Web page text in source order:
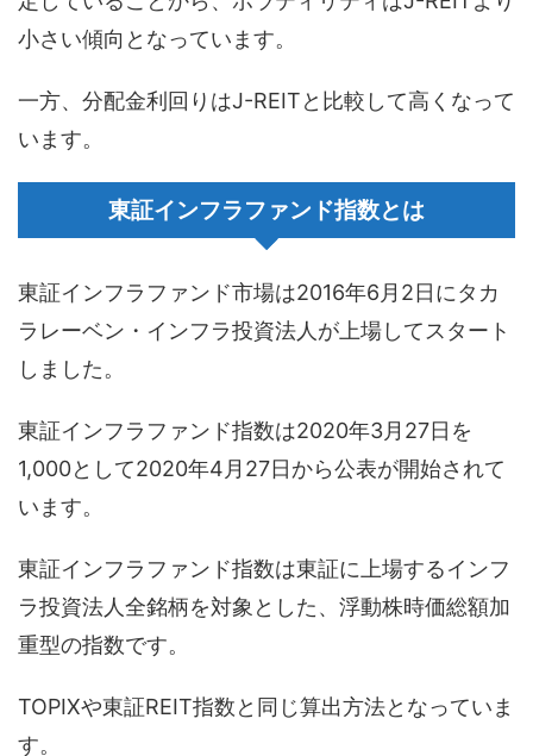
小さい傾向となっています。
一方、分配金利回りはJ-REITと比較して高くなって
います。
東証インフラファンド指数とは
東証インフラファンド市場は2016年6月2日にタカ
ラレーベン・インフラ投資法人が上場してスタート
しました。
東証インフラファンド指数は2020年3月27日を
1,000として2020年4月27日から公表が開始されて
います。
東証インフラファンド指数は東証に上場するインフ
ラ投資法人全銘柄を対象とした、浮動株時価総額加
重型の指数です。
TOPIXや東証REIT指数と同じ算出方法となっていま
す。